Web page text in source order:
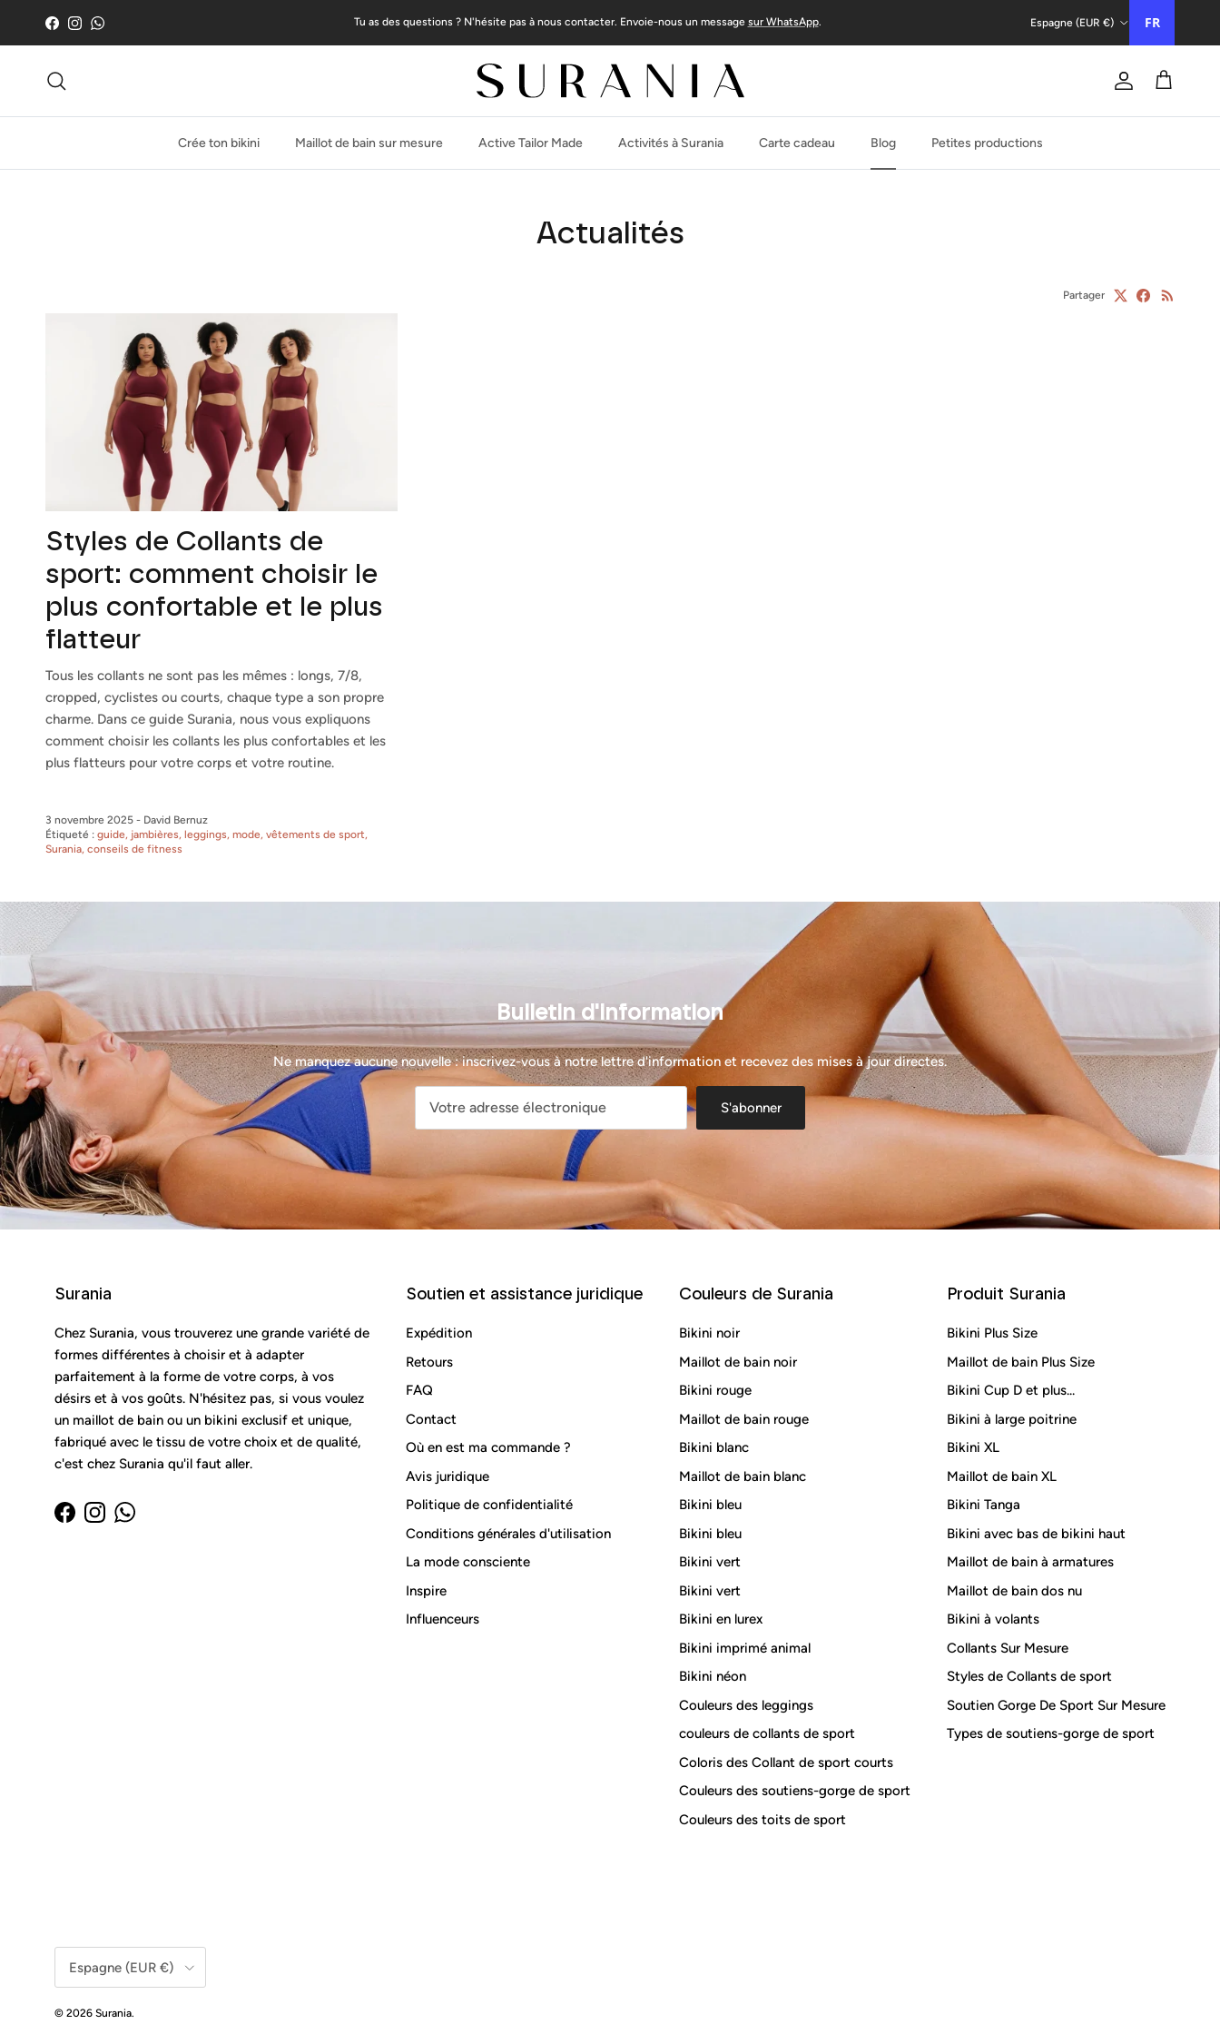
Facebook
InstagramWhatsApp Tu as des questions ? N'hésite pas à nous contacter. Envoie-nous un message sur WhatsApp. Espagne (EUR €) FR
Compte
Chariot
Crée ton bikini Maillot de bain sur mesure Active Tailor Made Activités à Surania Carte cadeau Blog Petites productions
Actualités
Partager
Styles de Collants de
sport: comment choisir le
plus confortable et le plus
flatteur
Tous les collants ne sont pas les mêmes : longs, 7/8,
cropped, cyclistes ou courts, chaque type a son propre
charme. Dans ce guide Surania, nous vous expliquons
comment choisir les collants les plus confortables et les
plus flatteurs pour votre corps et votre routine.
3 novembre 2025 - David Bernuz
Étiqueté : guide jambières leggings mode vêtements de sport
Surania conseils de fitness
Bulletin d'information
Ne manquez aucune nouvelle : inscrivez-vous à notre lettre d'information et recevez des mises à jour directes.
S'abonner
Surania
Chez Surania, vous trouverez une grande variété de
formes différentes à choisir et à adapter
parfaitement à la forme de votre corps, à vos
désirs et à vos goûts. N'hésitez pas, si vous voulez
un maillot de bain ou un bikini exclusif et unique,
fabriqué avec le tissu de votre choix et de qualité,
c'est chez Surania qu'il faut aller.
Facebook
InstagramWhatsApp
Soutien et assistance juridique
Expédition
Retours
FAQ
Contact
Où en est ma commande ?
Avis juridique
Politique de confidentialité
Conditions générales d'utilisation
La mode consciente
Inspire
Influenceurs
Couleurs de Surania
Bikini noir
Maillot de bain noir
Bikini rouge
Maillot de bain rouge
Bikini blanc
Maillot de bain blanc
Bikini bleu
Bikini bleu
Bikini vert
Bikini vert
Bikini en lurex
Bikini imprimé animal
Bikini néon
Couleurs des leggings
couleurs de collants de sport
Coloris des Collant de sport courts
Couleurs des soutiens-gorge de sport
Couleurs des toits de sport
Produit Surania
Bikini Plus Size
Maillot de bain Plus Size
Bikini Cup D et plus...
Bikini à large poitrine
Bikini XL
Maillot de bain XL
Bikini Tanga
Bikini avec bas de bikini haut
Maillot de bain à armatures
Maillot de bain dos nu
Bikini à volants
Collants Sur Mesure
Styles de Collants de sport
Soutien Gorge De Sport Sur Mesure
Types de soutiens-gorge de sport
Espagne (EUR €)
© 2026 Surania.
Fermer
Inscrivez-vous et économisez
Incitez les clients à s'inscrire à votre liste de diffusion en leur
proposant des réductions ou des offres exclusives.
S'abonner